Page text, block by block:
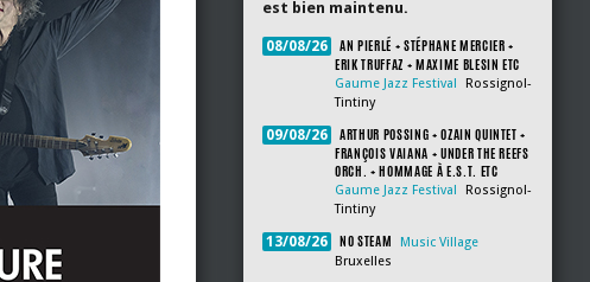
est bien maintenu.
08/08/26
AN PIERLÉ + STÉPHANE MERCIER +
ERIK TRUFFAZ + MAXIME BLESIN ETC
Gaume Jazz Festival
Rossignol-
Tintiny
09/08/26
ARTHUR POSSING + OZAIN QUINTET +
FRANÇOIS VAIANA + UNDER THE REEFS
ORCH. + HOMMAGE À E.S.T. ETC
Gaume Jazz Festival
Rossignol-
Tintiny
13/08/26 NO STEAM
Music Village
Bruxelles